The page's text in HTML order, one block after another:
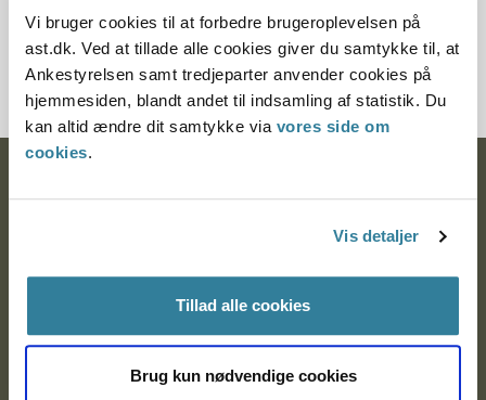
Vi bruger cookies til at forbedre brugeroplevelsen på
ast.dk. Ved at tillade alle cookies giver du samtykke til, at
Ankestyrelsen samt tredjeparter anvender cookies på
hjemmesiden, blandt andet til indsamling af statistik. Du
kan altid ændre dit samtykke via vores side om
cookies.
Vis detaljer
Tillad alle cookies
Brug kun nødvendige cookies
Journalnummer
12278-87
Nytorv 7, 2. sal
Ankestyrelsen Aalborg